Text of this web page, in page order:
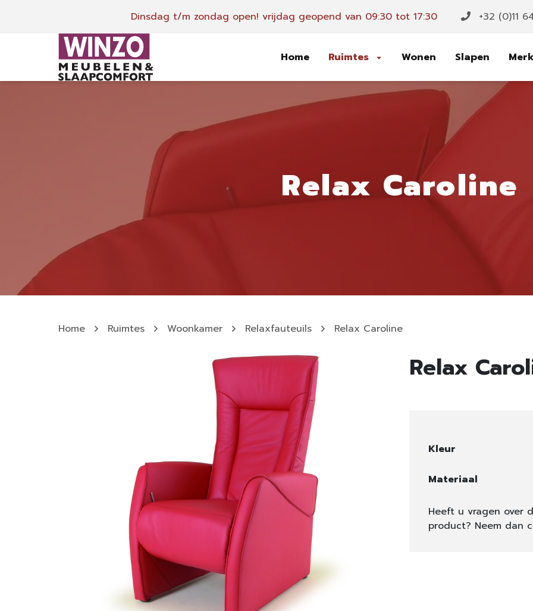
Dinsdag t/m zondag open! vrijdag geopend van 09:30 tot 17:30 +32 (0)11
Home Ruimtes Wonen Slapen
Relax Caroline
Home Ruimtes Woonkamer Relaxfauteuils Relax Caroline
Relax
Kleur
Materiaal
Heeft u vragen over
product? Neem dan